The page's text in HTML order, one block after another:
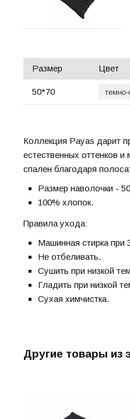
Размер Цвет
50*70
Коллекция Payas дарит
естественных оттенков и
спален благодаря
Размер наволочки -
100% хлопок.
Правила ухода:
Машинная стирка при
Не отбеливать.
Сушить при низкой
Гладить при низкой
Сухая химчистка.
Другие товары из